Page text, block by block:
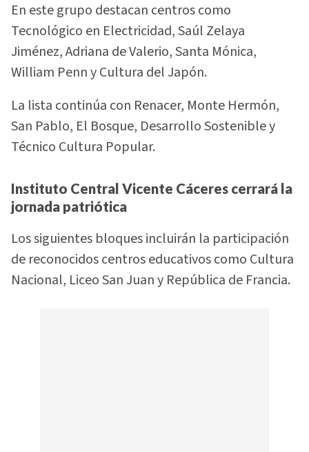
En este grupo destacan centros como
Tecnológico en Electricidad, Saúl Zelaya
Jiménez, Adriana de Valerio, Santa Mónica,
William Penn y Cultura del Japón.
La lista continúa con Renacer, Monte Hermón,
San Pablo, El Bosque, Desarrollo Sostenible y
Técnico Cultura Popular.
Instituto Central Vicente Cáceres cerrará la
jornada patriótica
Los siguientes bloques incluirán la participación
de reconocidos centros educativos como Cultura
Nacional, Liceo San Juan y República de Francia.